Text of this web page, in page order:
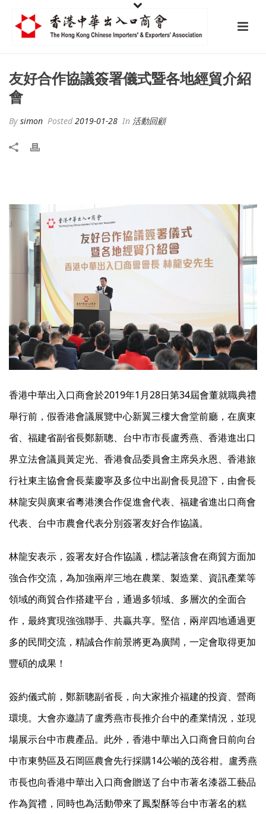
友好合作協議簽署儀式暨各地經貿介紹
會
By simon Posted2019-01-28 In 活動回顧
香港中華出入口商會於2019年1月28日第34屆會董就職典禮
舉行前，假香港會議展覽中心新翼三樓大會堂前廳，在廣東
省、福建省副省長鄭新聰、台中市市長盧秀燕、香港進出口
界立法會議員黃定光、香港食品委員會主席吳永恩、香港旅
行社東主協會會長葉慶寧及多位中出副會長見證下，由會長
林龍安與廣東省粵港澳合作促進會代表、福建省進出口商會
代表、台中市農會代表分別簽署友好合作協議。
林龍安表示，簽署友好合作協議，標誌著該會在商貿方面加
強合作交流，為加強兩岸三地在農業、製造業、資訊產業等
領域的商貿合作搭建平台，通過多領域、多層次的全面合
作，最終實現強強聯手、共贏共享。堅信，兩岸四地通過更
多的民間交流，精誠合作前景將更為廣闊，一定會取得更加
豐碩的成果！
簽約儀式前，鄭新聰副省長，向大家推介福建的投資、營商
環境。大會亦邀請了盧秀燕市長推介台中的產業情況，並現
場展示台中市農產品。此外，香港中華出入口商會日前向台
中市東勢區及石岡區農會先行採購14公噸的茂谷柑。盧秀燕
市長也向香港中華出入口商會贈送了台中市著名漆器工藝品
作為賀禮，同時也為活動帶來了鳳梨酥等台中市著名的糕